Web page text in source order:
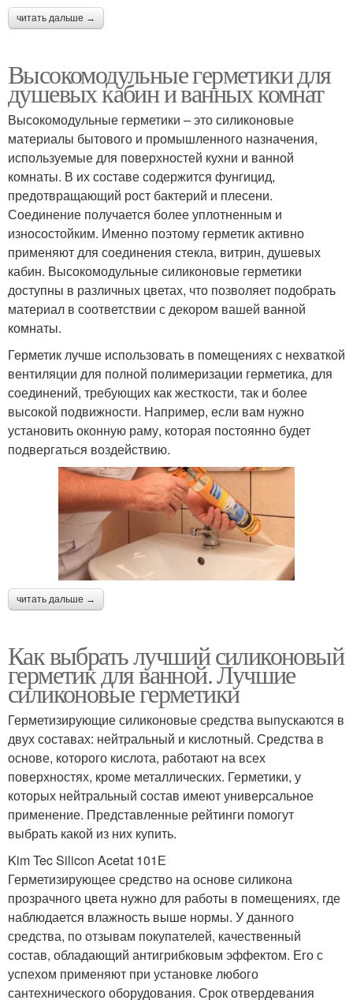
читать дальше →
Высокомодульные герметики для
душевых кабин и ванных комнат
Высокомодульные герметики – это силиконовые
материалы бытового и промышленного назначения,
используемые для поверхностей кухни и ванной
комнаты. В их составе содержится фунгицид,
предотвращающий рост бактерий и плесени.
Соединение получается более уплотненным и
износостойким. Именно поэтому герметик активно
применяют для соединения стекла, витрин, душевых
кабин. Высокомодульные силиконовые герметики
доступны в различных цветах, что позволяет подобрать
материал в соответствии с декором вашей ванной
комнаты.
Герметик лучше использовать в помещениях с нехваткой
вентиляции для полной полимеризации герметика, для
соединений, требующих как жесткости, так и более
высокой подвижности. Например, если вам нужно
установить оконную раму, которая постоянно будет
подвергаться воздействию.
читать дальше →
Как выбрать лучший силиконовый
герметик для ванной. Лучшие
силиконовые герметики
Герметизирующие силиконовые средства выпускаются в
двух составах: нейтральный и кислотный. Средства в
основе, которого кислота, работают на всех
поверхностях, кроме металлических. Герметики, у
которых нейтральный состав имеют универсальное
применение. Представленные рейтинги помогут
выбрать какой из них купить.
Kim Tec Silicon Acetat 101Е
Герметизирующее средство на основе силикона
прозрачного цвета нужно для работы в помещениях, где
наблюдается влажность выше нормы. У данного
средства, по отзывам покупателей, качественный
состав, обладающий антигрибковым эффектом. Его с
успехом применяют при установке любого
сантехнического оборудования. Срок отвердевания